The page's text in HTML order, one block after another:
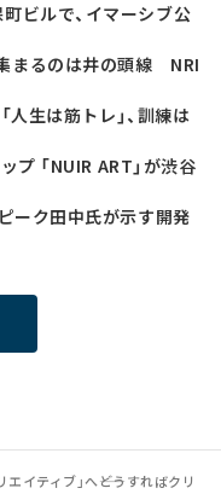
ビルで、イマーシブ公
まるのは井の頭線 NRI
生は筋トレ」、訓練は
プ 「NUIR ART」が渋谷
ーク田中氏が示す開発
エイティブ」へ――どうすればクリ